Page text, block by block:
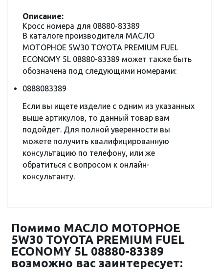
Описание:
Кросс номера для 08880-83389
В каталоге производителя МАСЛО
МОТОРНОЕ 5W30 TOYOTA PREMIUM FUEL
ECONOMY 5L 08880-83389 может также быть
обозначена под следующими номерами:
0888083389
Если вы ищете изделие с одним из указанных
выше артикулов, то данный товар вам
подойдет. Для полной уверенности вы
можете получить квалифицированную
консультацию по телефону, или же
обратиться с вопросом к онлайн-
консультанту.
Помимо МАСЛО МОТОРНОЕ
5W30 TOYOTA PREMIUM FUEL
ECONOMY 5L 08880-83389
возможно вас заинтересует: